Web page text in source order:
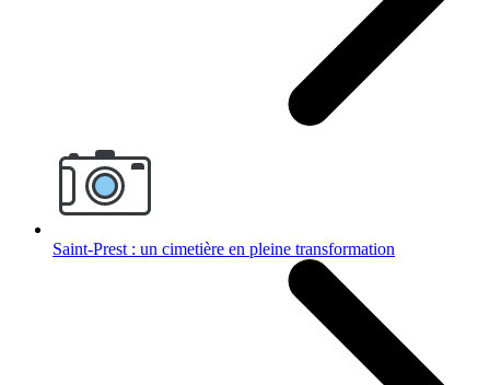
Saint-Prest : un cimetière en pleine transformation